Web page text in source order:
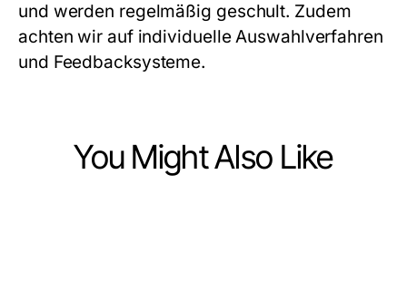
und werden regelmäßig geschult. Zudem
achten wir auf individuelle Auswahlverfahren
und Feedbacksysteme.
You Might Also Like